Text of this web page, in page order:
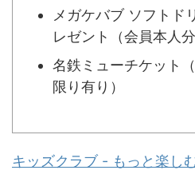
メガケバブ ソフトド
レゼント（会員本人分
名鉄ミューチケット
限り有り）
キッズクラブ - もっと楽し